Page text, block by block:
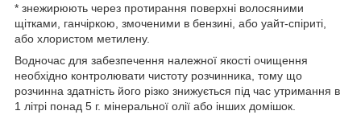
* знежирюють через протирання поверхні волосяними
щітками, ганчіркою, змоченими в бензині, або уайт-спіриті,
або хлористом метилену.
Водночас для забезпечення належної якості очищення
необхідно контролювати чистоту розчинника, тому що
розчинна здатність його різко знижується під час утримання в
1 літрі понад 5 г. мінеральної олії або інших домішок.